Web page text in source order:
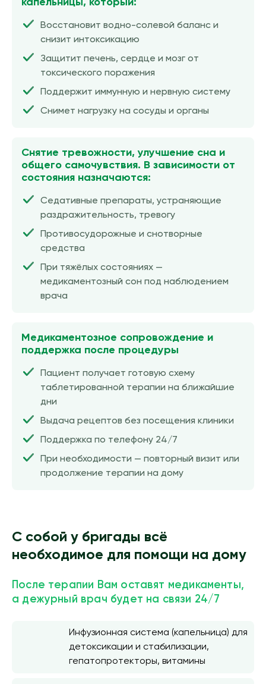
капельницы, который:
Восстановит водно-солевой баланс и
снизит интоксикацию
Защитит печень, сердце и мозг от
токсического поражения
Поддержит иммунную и нервную систему
Снимет нагрузку на сосуды и органы
Снятие тревожности, улучшение сна и
общего самочувствия. В зависимости от
состояния назначаются:
Седативные препараты, устраняющие
раздражительность, тревогу
Противосудорожные и снотворные
средства
При тяжёлых состояниях —
медикаментозный сон под наблюдением
врача
Медикаментозное сопровождение и
поддержка после процедуры
Пациент получает готовую схему
таблетированной терапии на ближайшие
дни
Выдача рецептов без посещения клиники
Поддержка по телефону 24/7
При необходимости — повторный визит или
продолжение терапии на дому
С собой у бригады всё
необходимое для помощи на дому
После терапии Вам оставят медикаменты,
а дежурный врач будет на связи 24/7
Инфузионная система (капельница) для
детоксикации и стабилизации,
гепатопротекторы, витамины